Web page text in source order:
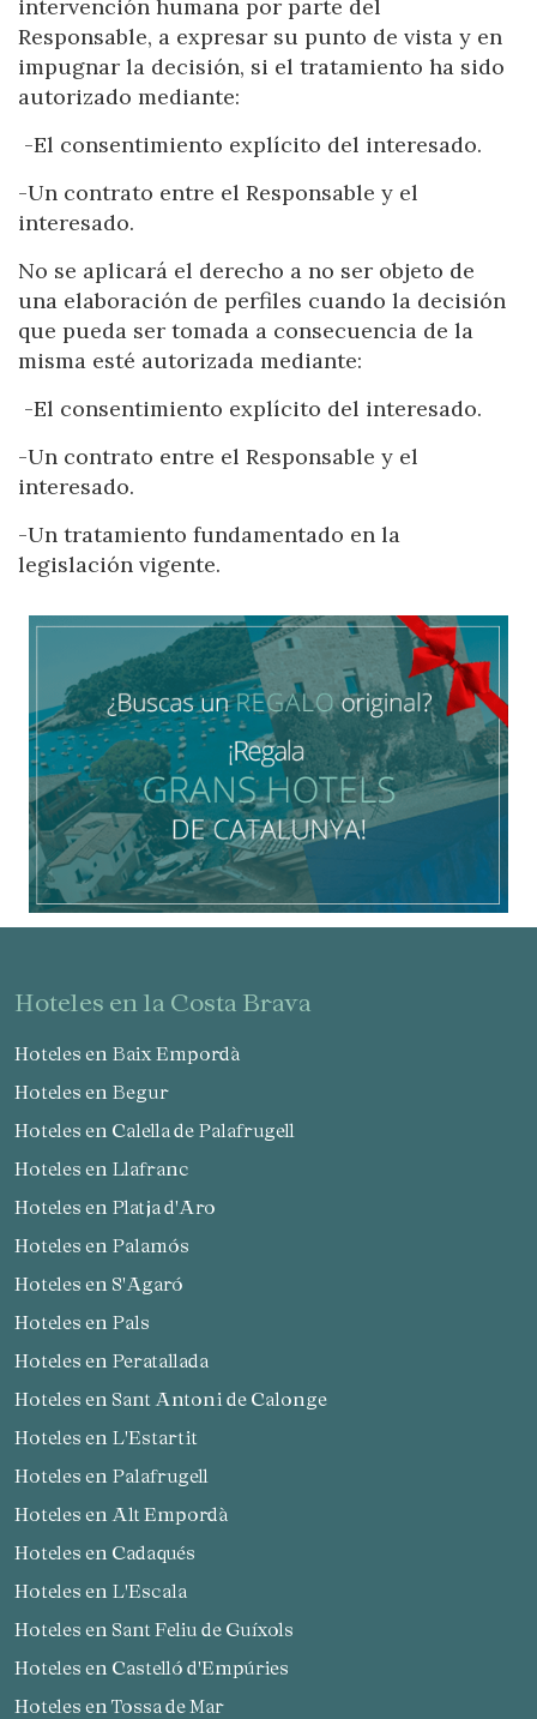
intervención humana por parte del
Responsable, a expresar su punto de vista y en
impugnar la decisión, si el tratamiento ha sido
autorizado mediante:
-El consentimiento explícito del interesado.
-Un contrato entre el Responsable y el
interesado.
No se aplicará el derecho a no ser objeto de
una elaboración de perfiles cuando la decisión
que pueda ser tomada a consecuencia de la
misma esté autorizada mediante:
-El consentimiento explícito del interesado.
-Un contrato entre el Responsable y el
interesado.
-Un tratamiento fundamentado en la
legislación vigente.
hoteles en la Costa Brava
Hoteles en Baix Empordà
Hoteles en Begur
Hoteles en Calella de Palafrugell
Hoteles en Llafranc
Hoteles en Platja d'Aro
Hoteles en Palamós
Hoteles en S'Agaró
Hoteles en Pals
Hoteles en Peratallada
Hoteles en Sant Antoni de Calonge
Hoteles en L'Estartit
Hoteles en Palafrugell
Hoteles en Alt Empordà
Hoteles en Cadaqués
Hoteles en L'Escala
Hoteles en Sant Feliu de Guíxols
Hoteles en Castelló d'Empúries
Hoteles en Tossa de Mar